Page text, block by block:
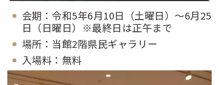
会期：令和5年6月10日（土曜日）～6月25
日（日曜日）※最終日は正午まで
場所：当館2階県民ギャラリー
入場料：無料